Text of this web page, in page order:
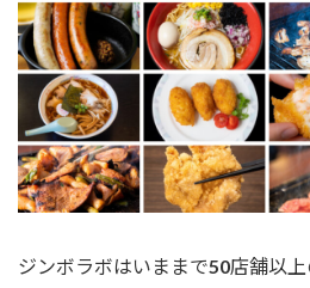
ジンボラボはいままで50店舗以